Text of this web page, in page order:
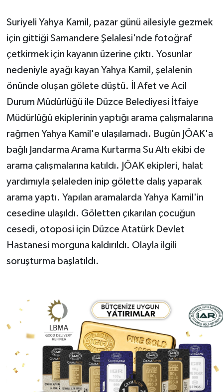
Suriyeli Yahya Kamil, pazar günü ailesiyle gezmek
için gittiği Samandere Şelalesi'nde fotoğraf
çetkirmek için kayanın üzerine çıktı. Yosunlar
nedeniyle ayağı kayan Yahya Kamil, şelalenin
önünde oluşan gölete düştü. İl Afet ve Acil
Durum Müdürlüğü ile Düzce Belediyesi İtfaiye
Müdürlüğü ekiplerinin yaptığı arama çalışmalarına
rağmen Yahya Kamil'e ulaşılamadı. Bugün JÖAK'a
bağlı Jandarma Arama Kurtarma Su Altı ekibi de
arama çalışmalarına katıldı. JÖAK ekipleri, halat
yardımıyla şelaleden inip gölette dalış yaparak
arama yaptı. Yapılan aramalarda Yahya Kamil'in
cesedine ulaşıldı. Göletten çıkarılan çocuğun
cesedi, otoposi için Düzce Atatürk Devlet
Hastanesi morguna kaldırıldı. Olayla ilgili
soruşturma başlatıldı.